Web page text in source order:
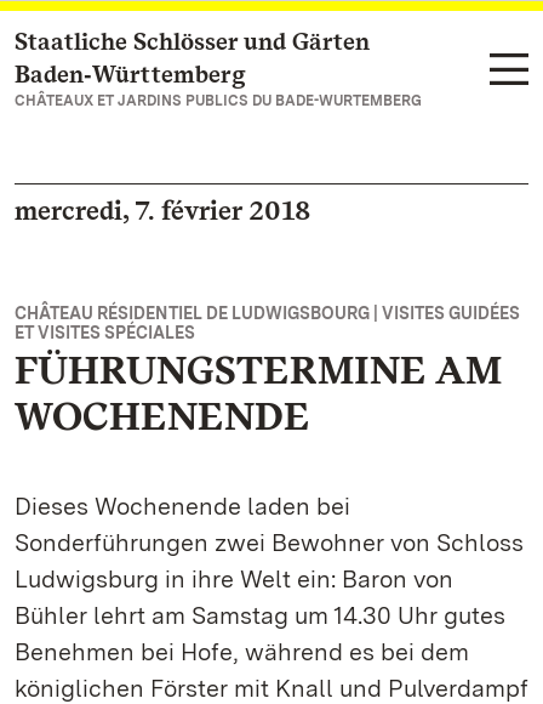
Vers la page d’accueil
Staatliche Schlösser und Gärten
Baden‑Württemberg
CHÂTEAUX ET JARDINS PUBLICS DU BADE-WURTEMBERG
mercredi, 7. février 2018
CHÂTEAU RÉSIDENTIEL DE LUDWIGSBOURG | VISITES GUIDÉES
ET VISITES SPÉCIALES
FÜHRUNGSTERMINE AM
WOCHENENDE
Dieses Wochenende laden bei
Sonderführungen zwei Bewohner von Schloss
Ludwigsburg in ihre Welt ein: Baron von
Bühler lehrt am Samstag um 14.30 Uhr gutes
Benehmen bei Hofe, während es bei dem
königlichen Förster mit Knall und Pulverdampf